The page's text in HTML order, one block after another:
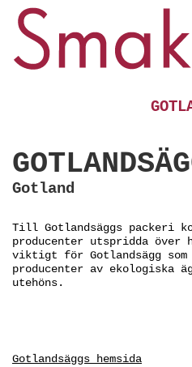
Gotland
Till Gotlandsäggs packeri
producenter utspridda över
viktigt för Gotlandsägg
producenter av ekologiska
utehöns.
Gotlandsäggs hemsida